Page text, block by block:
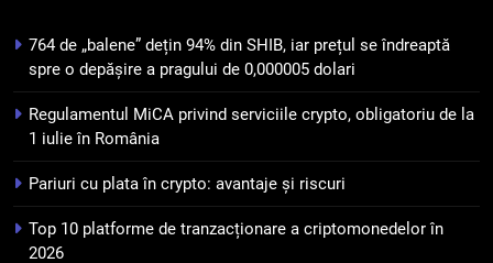
banilor în era digitală
STIRI
7
WhiteBIT și FC Barcelona
pentru a stimula implicarea
fanilor și inovarea în domeniul
finanțelor digitale
STIRI
8
764 de „balene” dețin 94% din SHIB, iar prețul se îndreaptă
spre o depășire a pragului de 0,000005 dolari
Regulamentul MiCA privind serviciile crypto, obligatoriu de la
1 iulie în România
Pariuri cu plata în crypto: avantaje și riscuri
Top 10 platforme de tranzacționare a criptomonedelor în
2026